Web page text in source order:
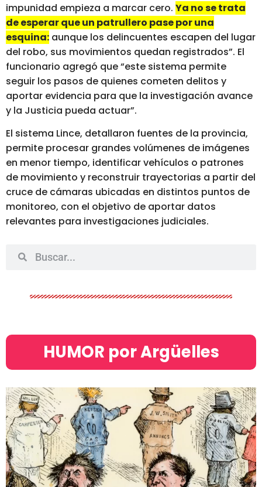
impunidad empieza a marcar cero. Ya no se trata
de esperar que un patrullero pase por una
esquina: aunque los delincuentes escapen del lugar
del robo, sus movimientos quedan registrados”. El
funcionario agregó que “este sistema permite
seguir los pasos de quienes cometen delitos y
aportar evidencia para que la investigación avance
y la Justicia pueda actuar”.
El sistema Lince, detallaron fuentes de la provincia,
permite procesar grandes volúmenes de imágenes
en menor tiempo, identificar vehículos o patrones
de movimiento y reconstruir trayectorias a partir del
cruce de cámaras ubicadas en distintos puntos de
monitoreo, con el objetivo de aportar datos
relevantes para investigaciones judiciales.
HUMOR por Argüelles​